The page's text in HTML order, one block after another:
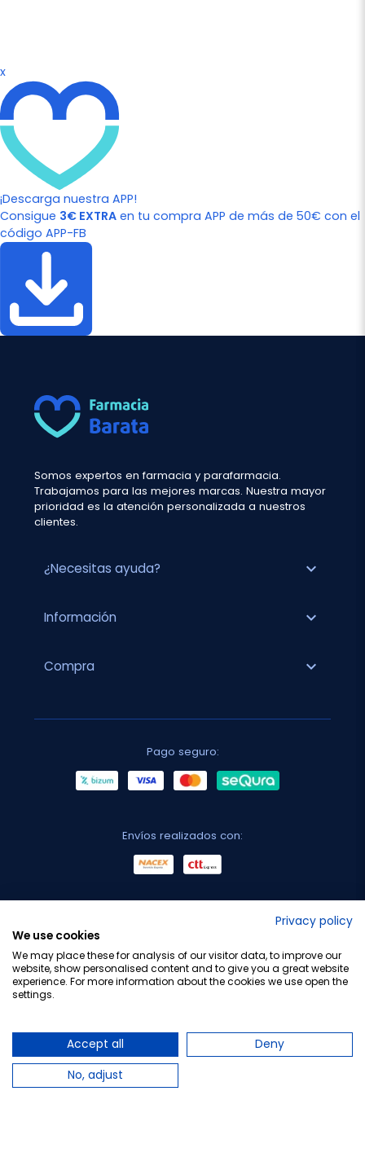
x
¡Descarga nuestra APP!
Consigue 3€ EXTRA en tu compra APP de más de 50€ con el
código APP-FB
Somos expertos en farmacia y parafarmacia.
Trabajamos para las mejores marcas. Nuestra mayor
prioridad es la atención personalizada a nuestros
clientes.
¿Necesitas ayuda? expand_more
Información expand_more
Compra expand_more
Pago seguro:
Envíos realizados con:
Privacy policy
We use cookies
We may place these for analysis of our visitor data, to improve our
website, show personalised content and to give you a great website
experience. For more information about the cookies we use open the
settings.
Accept all
Deny
No, adjust